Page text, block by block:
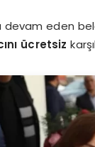
devam eden
ücretsiz